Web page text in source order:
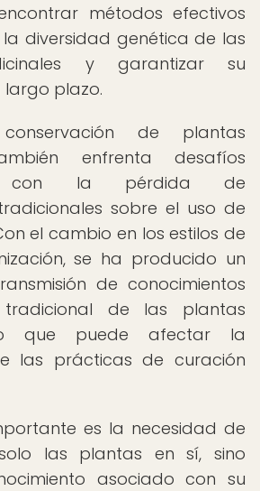
métodos efectivos
diversidad genética de las
y garantizar su
plazo.
de plantas
enfrenta desafíos
con la pérdida de
sobre el uso de
el cambio en los estilos de
se ha producido un
de conocimientos
de las plantas
lo que puede afectar la
las prácticas de curación
es la necesidad de
las plantas en sí, sino
asociado con su